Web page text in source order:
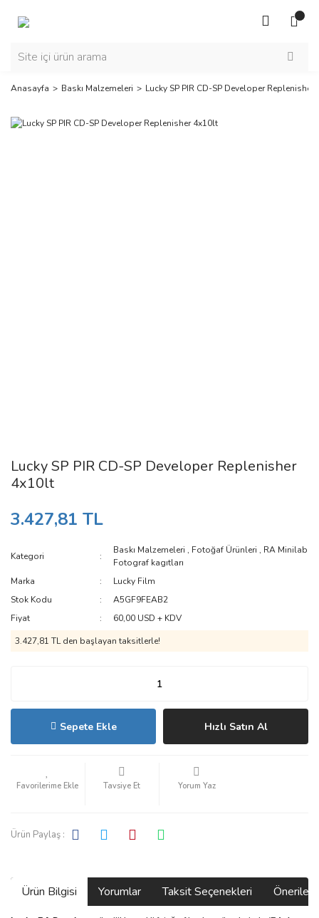
Anasayfa Baskı Malzemeleri Lucky SP PIR CD-SP Developer Replenisher
Lucky SP PIR CD-SP Developer Replenisher
4x10lt
3.427,81 TL
Kategori
Baskı Malzemeleri , Fotoğaf Ürünleri , RA Minilab
Fotograf kagıtları
Marka
Lucky Film
Stok Kodu
A5GF9FEAB2
Fiyat
60,00 USD + KDV
3.427,81 TL den başlayan taksitlerle!
Sepete Ekle Hızlı Satın Al
Tavsiye Et Yorum Yaz
Ürün Paylaş :
Ürün Bilgisi Yorumlar Taksit Seçenekleri